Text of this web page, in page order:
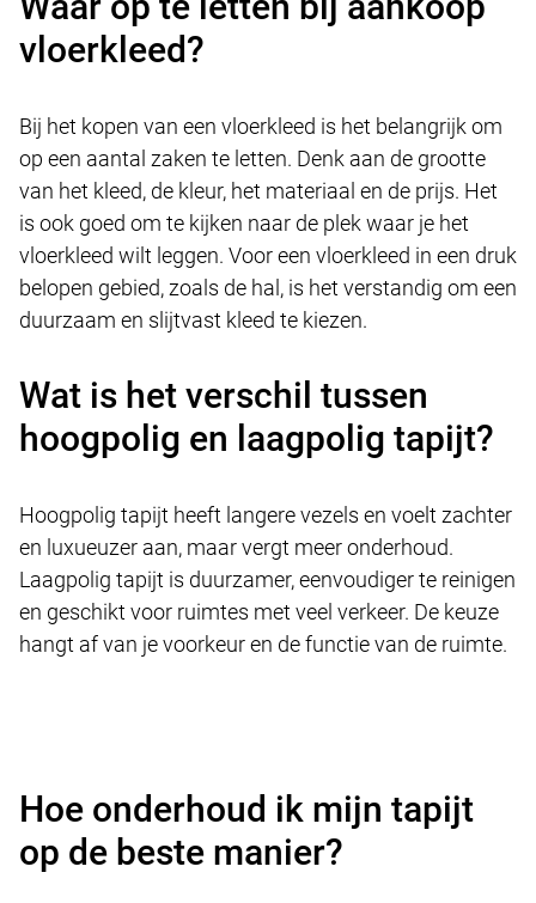
vloerkleed?
Bij het kopen van een vloerkleed is het belangrijk om
op een aantal zaken te letten. Denk aan de grootte
van het kleed, de kleur, het materiaal en de prijs. Het
is ook goed om te kijken naar de plek waar je het
vloerkleed wilt leggen. Voor een vloerkleed in een druk
belopen gebied, zoals de hal, is het verstandig om een
duurzaam en slijtvast kleed te kiezen.
Wat is het verschil tussen
hoogpolig en laagpolig tapijt?
Hoogpolig tapijt heeft langere vezels en voelt zachter
en luxueuzer aan, maar vergt meer onderhoud.
Laagpolig tapijt is duurzamer, eenvoudiger te reinigen
en geschikt voor ruimtes met veel verkeer. De keuze
hangt af van je voorkeur en de functie van de ruimte.
Hoe onderhoud ik mijn tapijt
op de beste manier?